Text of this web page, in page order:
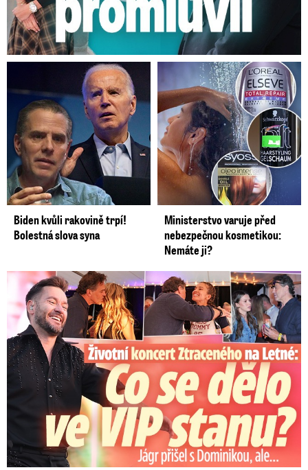
Biden kvůli rakovině trpí!
Bolestná slova syna
Ministerstvo varuje před
nebezpečnou kosmetikou:
Nemáte ji?
Koncert Ztraceného na Letné: Jágr přišel s Dominikou, ale...